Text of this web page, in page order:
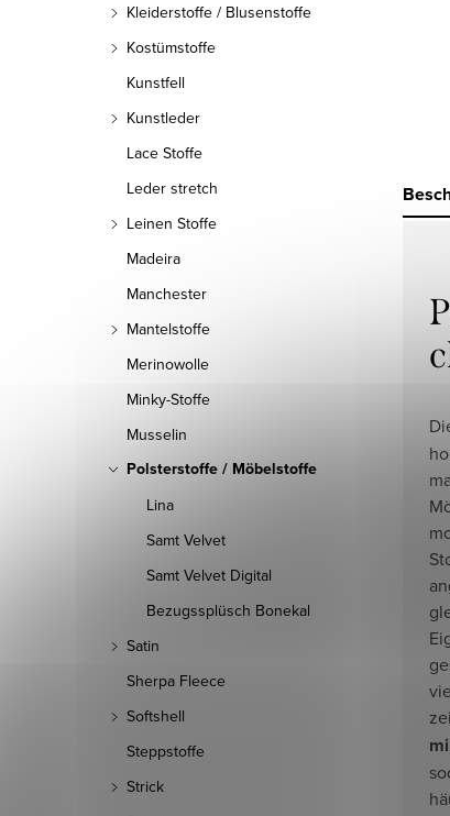
Kleiderstoffe / Blusenstoffe
Kostümstoffe
Kunstfell
Kunstleder
Lace Stoffe
Leder stretch
Leinen Stoffe
Madeira
Manchester
Mantelstoffe
Merinowolle
Minky-Stoffe
Musselin
Polsterstoffe / Möbelstoffe
Lina
Samt Velvet
Samt Velvet Digital
Bezugssplüsch Bonekal
Satin
Sherpa Fleece
Softshell
Steppstoffe
Strick